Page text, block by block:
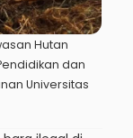
Hutan
dan
Universitas